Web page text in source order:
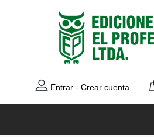
Entrar - Crear cuenta